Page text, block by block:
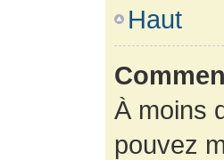
Haut
À moins
pouvez